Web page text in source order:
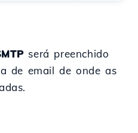
será preenchido
de email de onde as